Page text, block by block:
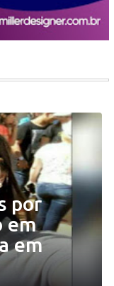
por
em
em